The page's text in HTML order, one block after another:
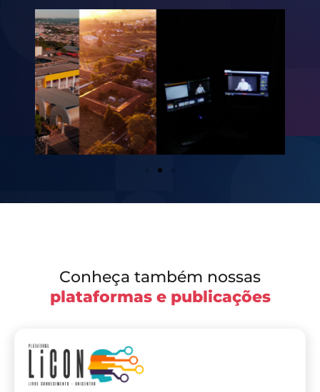
Conheça também nossas
plataformas e publicações